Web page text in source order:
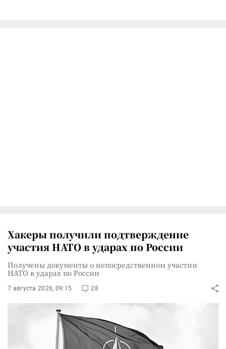
Хакеры получили подтверждение
участия НАТО в ударах по России
Получены документы о непосредственном участии
НАТО в ударах по России
7 августа 2026, 09:15 28